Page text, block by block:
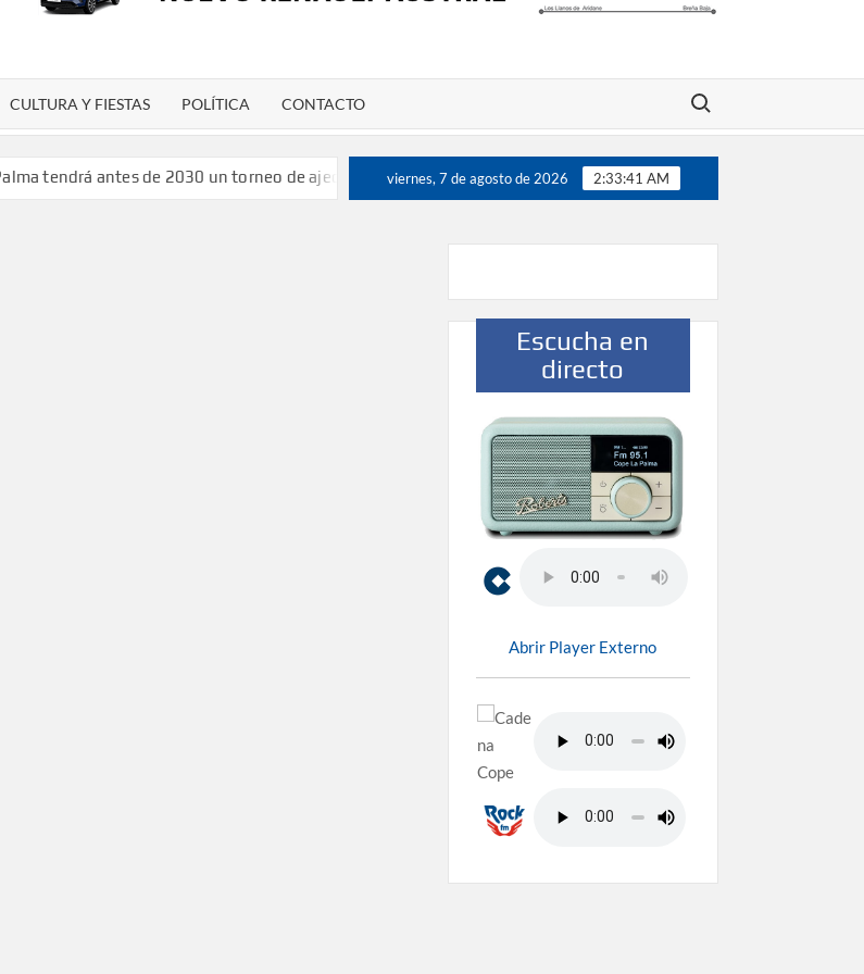
CULTURA Y FIESTAS POLÍTICA CONTACTO
Buscar:
antes de 2030 un torneo de ajedrez con 200 jugadores” Víctor González destaca el papel del
viernes, 7 de agosto de 2026 2:33:42 AM
Escucha en
directo
Abrir Player Externo